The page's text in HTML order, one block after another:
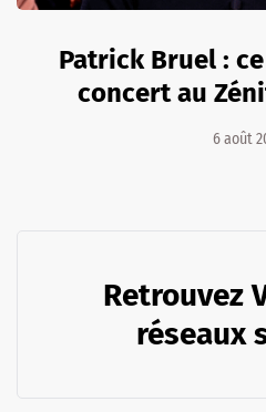
Patrick Bruel :
concert au
6 août
Retrouvez
réseaux